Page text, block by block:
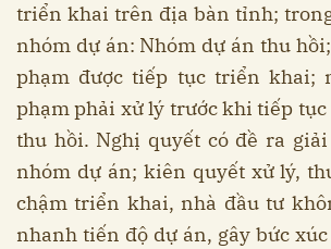
triển khai trên địa bàn tỉnh;
nhóm dự án: Nhóm dự án thu
phạm được tiếp tục triển khai;
phạm phải xử lý trước khi tiếp
thu hồi. Nghị quyết có đề ra
nhóm dự án; kiên quyết xử lý,
chậm triển khai, nhà đầu tư
nhanh tiến độ dự án, gây bức